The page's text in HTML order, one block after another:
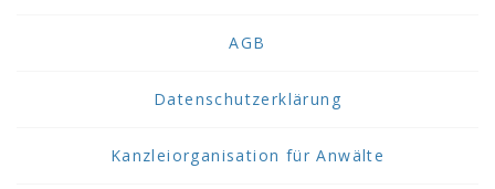
AGB
Datenschutzerklärung
Kanzleiorganisation für Anwälte